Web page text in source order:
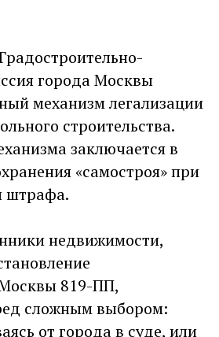
города Москвы
механизм легализации
строительства.
заключается в
«самостроя» при
штрафа.
недвижимости,
819-ПП,
сложным выбором:
от города в суде, или